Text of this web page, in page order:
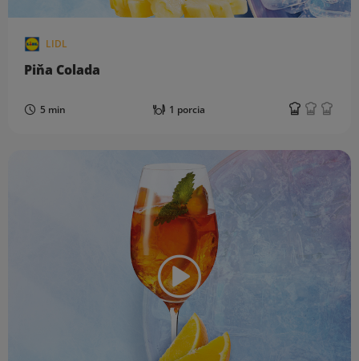
LIDL
Piňa Colada
5 min 1 porcia